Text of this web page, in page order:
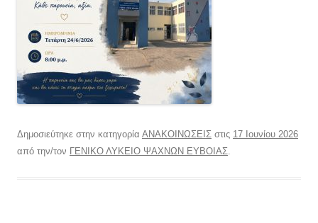
Δημοσιεύτηκε στην κατηγορία ΑΝΑΚΟΙΝΩΣΕΙΣ στις 17 Ιουνίου 2026
από την/τον ΓΕΝΙΚΟ ΛΥΚΕΙΟ ΨΑΧΝΩΝ ΕΥΒΟΙΑΣ